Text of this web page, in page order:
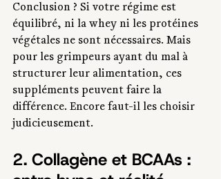
Conclusion ? Si votre régime est
équilibré, ni la whey ni les protéines
végétales ne sont nécessaires. Mais
pour les grimpeurs ayant du mal à
structurer leur alimentation, ces
suppléments peuvent faire la
différence. Encore faut-il les choisir
judicieusement.
2. Collagène et BCAAs :